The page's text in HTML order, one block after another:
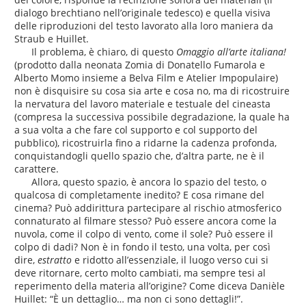
dialogo brechtiano nell’originale tedesco) e quella visiva
delle riproduzioni del testo lavorato alla loro maniera da
Straub e Huillet.
Il problema, è chiaro, di questo Omaggio all’arte italiana!
(prodotto dalla neonata Zomia di Donatello Fumarola e
Alberto Momo insieme a Belva Film e Atelier Impopulaire)
non è disquisire su cosa sia arte e cosa no, ma di ricostruire
la nervatura del lavoro materiale e testuale del cineasta
(compresa la successiva possibile degradazione, la quale ha
a sua volta a che fare col supporto e col supporto del
pubblico), ricostruirla fino a ridarne la cadenza profonda,
conquistandogli quello spazio che, d’altra parte, ne è il
carattere.
Allora, questo spazio, è ancora lo spazio del testo, o
qualcosa di completamente inedito? E cosa rimane del
cinema? Può addirittura partecipare al rischio atmosferico
connaturato al filmare stesso? Può essere ancora come la
nuvola, come il colpo di vento, come il sole? Può essere il
colpo di dadi? Non è in fondo il testo, una volta, per così
dire,estratto e ridotto all’essenziale, il luogo verso cui si
deve ritornare, certo molto cambiati, ma sempre tesi al
reperimento della materia all’origine? Come diceva Danièle
Huillet: “È un dettaglio… ma non ci sono dettagli!”.